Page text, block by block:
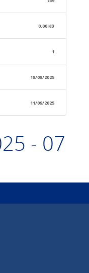
0.00 KB
1
18/08/2025
11/09/2025
- 07